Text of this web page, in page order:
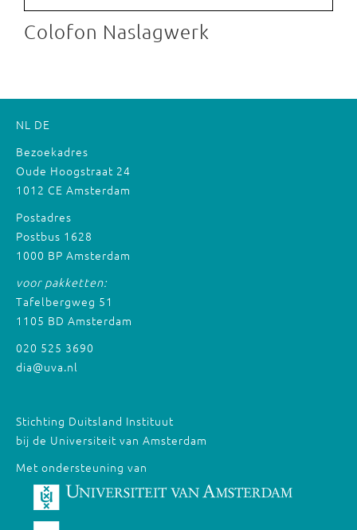
Colofon Naslagwerk
NL DE
Bezoekadres
Oude Hoogstraat 24
1012 CE Amsterdam
Postadres
Postbus 1628
1000 BP Amsterdam
voor pakketten:
Tafelbergweg 51
1105 BD Amsterdam
020 525 3690
dia@uva.nl
Stichting Duitsland Instituut
bij de Universiteit van Amsterdam
Met ondersteuning van